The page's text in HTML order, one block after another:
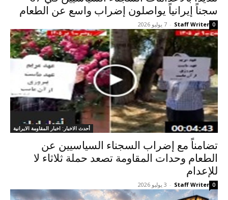
سجناً إيرانياً یواصلون إضراب واسع عن الطعام
Staff Writer
- 7 يوليو 2026 0
أحدث الاخبار: اخبار المقاومة الايرانية
تضامناً مع إضراب السجناء السياسيين عن
الطعام وحدات المقاومة تصعد حملة ثلاثاء لا
للإعدام
Staff Writer
- 3 يوليو 2026 0